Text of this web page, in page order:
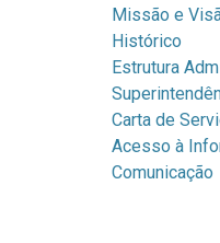
Missão e
Histórico
Estrutura
Carta de
Acesso à
Comunicação